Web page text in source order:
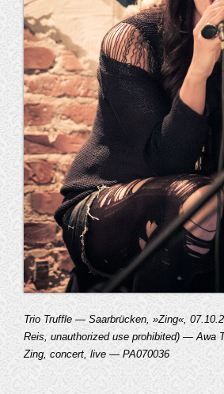
Trio Truffle — Saarbrücken, »Zing«,
Reis, unauthorized use prohibited) — Awa
Zing, concert, live — PA070036